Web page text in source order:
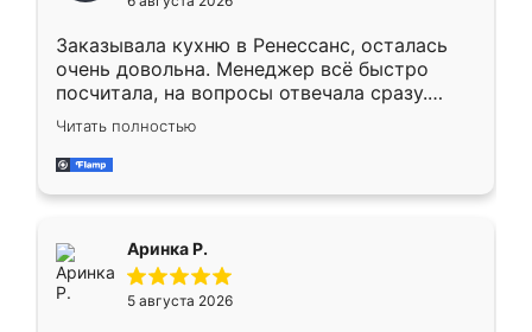
мебели буду заказывать только здесь.
Заказывала кухню в Ренессанс, осталась
очень довольна. Менеджер всё быстро
посчитала, на вопросы отвечала сразу.
Замерщик приехал в субботу, подошёл к
делу со всей ответственностью. Собрали
за день, ребята работали аккуратно, даже
Читать полностью
Аринка Р.
5 августа 2026